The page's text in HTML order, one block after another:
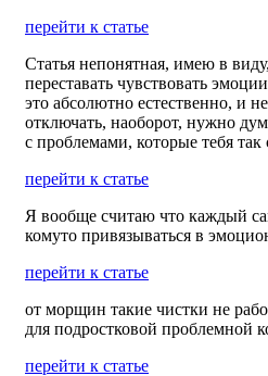
перейти к статье
Статья непонятная, имею в
переставать чувствовать
это абсолютно естественно, и
отключать, наоборот, нужно
с проблемами, которые тебя так
перейти к статье
Я вообще считаю что каждый
комуто привязываться в
перейти к статье
от морщин такие чистки не
для подростковой проблемной
перейти к статье